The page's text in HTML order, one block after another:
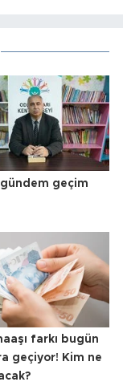
geçim
farkı bugün
geçiyor! Kim ne